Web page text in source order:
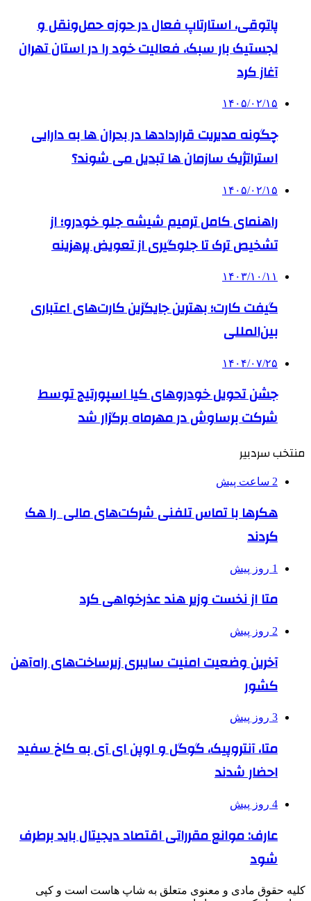
پاتوقی، استارتاپ فعال در حوزه حمل‌ونقل و
لجستیک بار سبک، فعالیت خود را در استان تهران
آغاز کرد
۱۴۰۵/۰۲/۱۵
چگونه مدیریت قراردادها در بحران ها به دارایی
استراتژیک سازمان ها تبدیل می شوند؟
۱۴۰۵/۰۲/۱۵
راهنمای کامل ترمیم شیشه جلو خودرو؛ از
تشخیص ترک تا جلوگیری از تعویض پرهزینه
۱۴۰۳/۱۰/۱۱
گیفت کارت؛ بهترین جایگزین کارت‌های اعتباری
بین‌المللی
۱۴۰۴/۰۷/۲۵
جشن تحویل خودروهای کیا اسپورتیج توسط
شرکت برساوش در مهرماه برگزار شد
منتخب سردبیر
2 ساعت پیش
هکرها با تماس تلفنی شرکت‌های مالی را هک
کردند
1 روز پیش
متا از نخست وزیر هند عذرخواهی کرد
2 روز پیش
آخرین وضعیت امنیت سایبری زیرساخت‌های راه‌آهن
کشور
3 روز پیش
متا، آنتروپیک، گوگل و اوپن ای آی به کاخ سفید
احضار شدند
4 روز پیش
عارف: موانع مقرراتی اقتصاد دیجیتال باید برطرف
شود
کلیه حقوق مادی و معنوی متعلق به شاپ هاست است و کپی